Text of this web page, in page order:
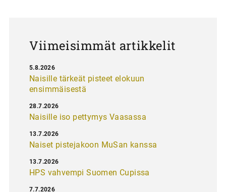
Viimeisimmät artikkelit
Naisille tärkeät pisteet elokuun
ensimmäisestä
5.8.2026
Naisille iso pettymys Vaasassa
28.7.2026
Naiset pistejakoon MuSan kanssa
13.7.2026
HPS vahvempi Suomen Cupissa
13.7.2026
7.7.2026